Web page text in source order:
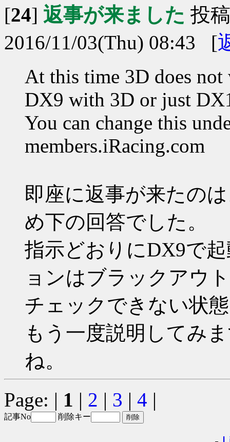
[24] 返事が来ました 投
2016/11/03(Thu) 08:43 [
At this time 3D does
DX9 with 3D or just
You can change this
members.iRacing.com
即座に返事が来たの
め下の回答でした。
指示どおりにDX9で
ョンはブラックアウ
チェックできない状
もう一度説明してみ
ね。
Page: | 1 | 2 | 3 | 4 |
記事No 削除キー